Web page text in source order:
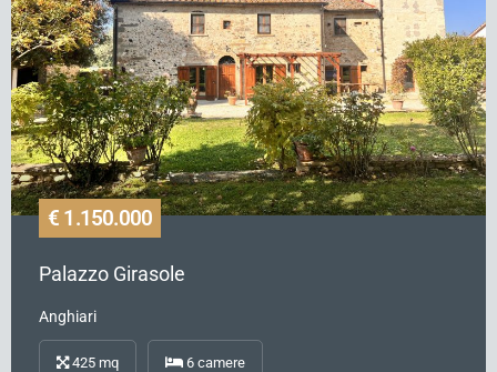
€ 1.150.000
Palazzo Girasole
Anghiari
425 mq 6 camere